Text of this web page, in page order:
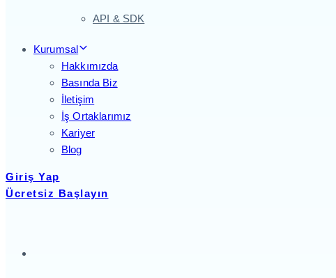
API & SDK
Kurumsal
Hakkımızda
Basında Biz
İletişim
İş Ortaklarımız
Kariyer
Blog
Giriş Yap
Ücretsiz Başlayın